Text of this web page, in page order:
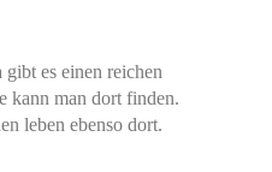
es einen reichen
kann man dort finden.
leben ebenso dort.